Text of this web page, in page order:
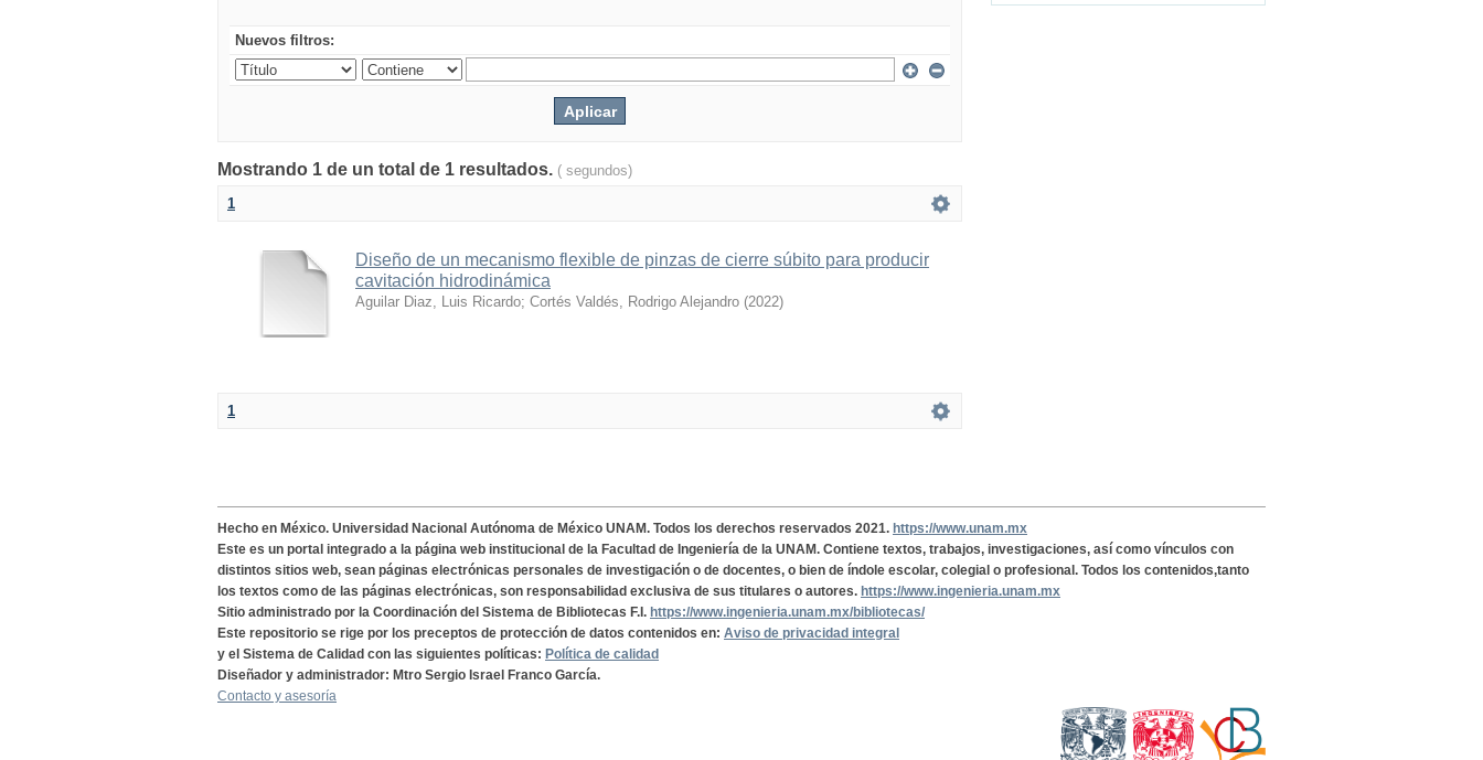
Nuevos filtros:
Mostrando 1 de un total de 1 resultados. ( segundos)
1
Diseño de un mecanismo flexible de pinzas de cierre súbito para producir
cavitación hidrodinámica
Aguilar Diaz, Luis Ricardo; Cortés Valdés, Rodrigo Alejandro (2022)
1
Hecho en México. Universidad Nacional Autónoma de México UNAM. Todos los derechos reservados 2021. https://www.unam.mx
Este es un portal integrado a la página web institucional de la Facultad de Ingeniería de la UNAM. Contiene textos, trabajos, investigaciones, así como vínculos con
distintos sitios web, sean páginas electrónicas personales de investigación o de docentes, o bien de índole escolar, colegial o profesional. Todos los contenidos,tanto
los textos como de las páginas electrónicas, son responsabilidad exclusiva de sus titulares o autores. https://www.ingenieria.unam.mx
Sitio administrado por la Coordinación del Sistema de Bibliotecas F.I. https://www.ingenieria.unam.mx/bibliotecas/
Este repositorio se rige por los preceptos de protección de datos contenidos en: Aviso de privacidad integral
y el Sistema de Calidad con las siguientes políticas: Política de calidad
Diseñador y administrador: Mtro Sergio Israel Franco García.
Contacto y asesoría